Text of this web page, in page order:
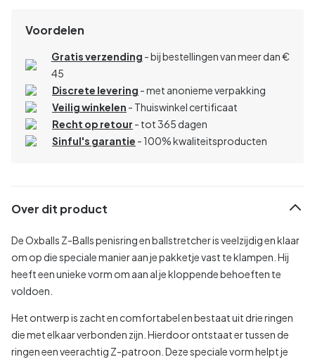
Voordelen
Gratis verzending - bij bestellingen van meer dan €
45
Discrete levering - met anonieme verpakking
Veilig winkelen - Thuiswinkel certificaat
Recht op retour - tot 365 dagen
Sinful's garantie - 100% kwaliteitsproducten
Over dit product
De Oxballs Z-Balls penisring en ballstretcher is veelzijdig en klaar
om op die speciale manier aan je pakketje vast te klampen. Hij
heeft een unieke vorm om aan al je kloppende behoeften te
voldoen.
Het ontwerp is zacht en comfortabel en bestaat uit drie ringen
die met elkaar verbonden zijn. Hierdoor ontstaat er tussen de
ringen een veerachtig Z-patroon. Deze speciale vorm helpt je